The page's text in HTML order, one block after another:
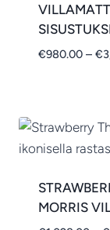
€980.00 – €
MORRIS